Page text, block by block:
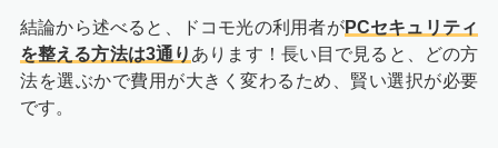
結論から述べると、ドコモ光の利用者がPCセキュリティ
を整える方法は3通り あります！長い目で見ると、どの方
法を選ぶかで費用が大きく変わるため、賢い選択が必要
です。